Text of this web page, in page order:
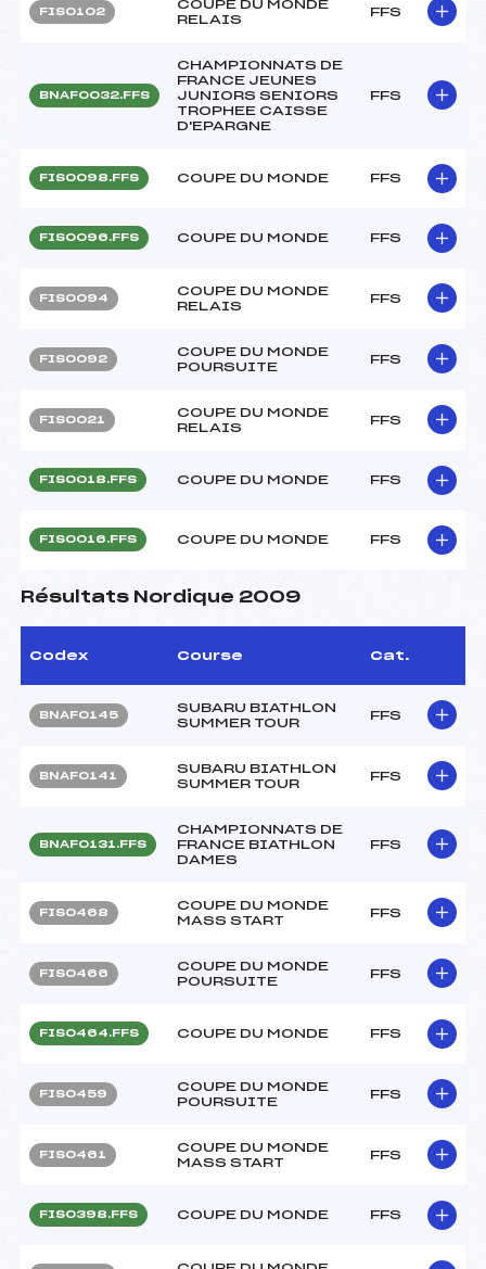
FIS0102
COUPE DU MONDE
RELAIS
FFS
BNAF0032.FFS
CHAMPIONNATS DE
FRANCE JEUNES
JUNIORS SENIORS
TROPHEE CAISSE
D'EPARGNE
FFS
FIS0098.FFS COUPE DU MONDE FFS
FIS0096.FFS COUPE DU MONDE FFS
FIS0094
COUPE DU MONDE
RELAIS
FFS
FIS0092
COUPE DU MONDE
POURSUITE
FFS
FIS0021
COUPE DU MONDE
RELAIS
FFS
FIS0018.FFS COUPE DU MONDE FFS
FIS0016.FFS COUPE DU MONDE FFS
Résultats Nordique 2009
Codex Course Cat.
BNAF0145
SUBARU BIATHLON
SUMMER TOUR
FFS
BNAF0141
SUBARU BIATHLON
SUMMER TOUR
FFS
BNAF0131.FFS
CHAMPIONNATS DE
FRANCE BIATHLON
DAMES
FFS
FIS0468
COUPE DU MONDE
MASS START
FFS
FIS0466
COUPE DU MONDE
POURSUITE
FFS
FIS0464.FFS COUPE DU MONDE FFS
FIS0459
COUPE DU MONDE
POURSUITE
FFS
FIS0461
COUPE DU MONDE
MASS START
FFS
FIS0398.FFS COUPE DU MONDE FFS